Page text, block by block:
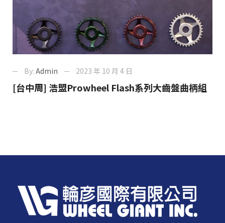
By: Admin 2023 年 10 月 4 日
[台中周] 浩盟Prowheel Flash系列大齒盤曲柄組